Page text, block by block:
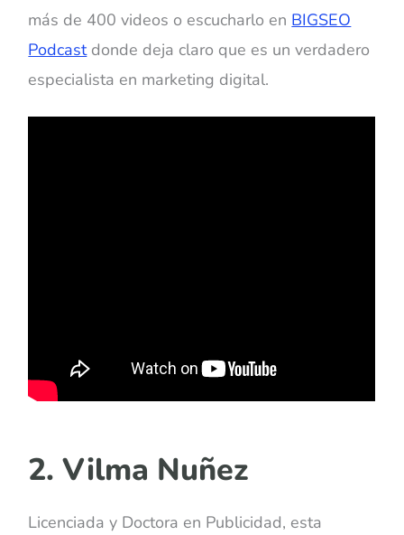
más de 400 videos o escucharlo en BIGSEO
Podcastdonde deja claro que es un verdadero
especialista en marketing digital.
2. Vilma Nuñez
Licenciada y Doctora en Publicidad, esta